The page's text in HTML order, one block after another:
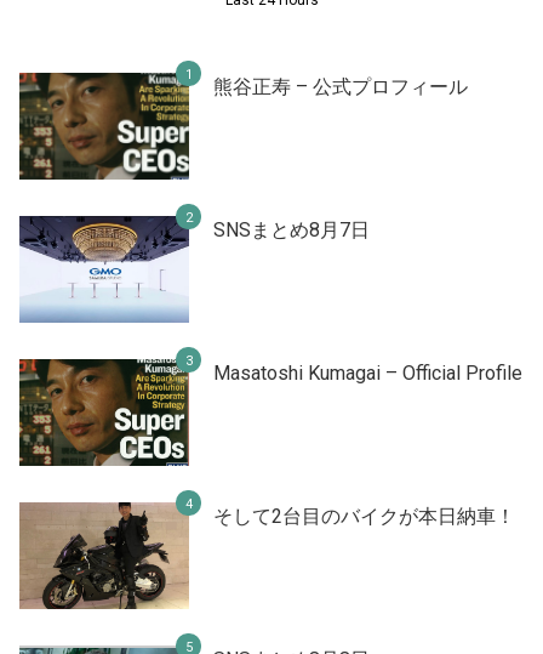
熊谷正寿 – 公式プロフィール
SNSまとめ8月7日
Masatoshi Kumagai – Official Profile
そして2台目のバイクが本日納車！